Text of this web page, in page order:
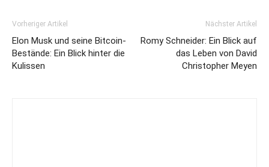
Vorheriger Artikel
Elon Musk und seine Bitcoin-
Bestände: Ein Blick hinter die
Kulissen
Nächster Artikel
Romy Schneider: Ein Blick auf
das Leben von David
Christopher Meyen